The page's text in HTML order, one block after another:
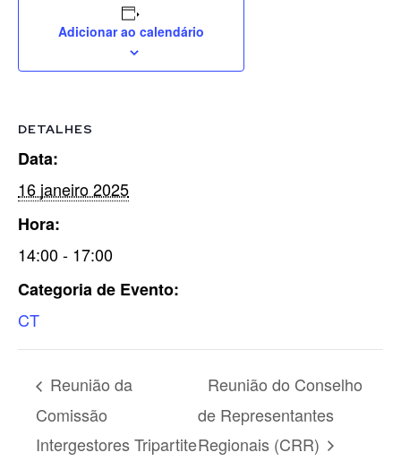
Adicionar ao calendário
DETALHES
Data:
16 janeiro 2025
Hora:
14:00 - 17:00
Categoria de Evento:
CT
Reunião da
Comissão
Intergestores Tripartite
Reunião do Conselho
de Representantes
Regionais (CRR)